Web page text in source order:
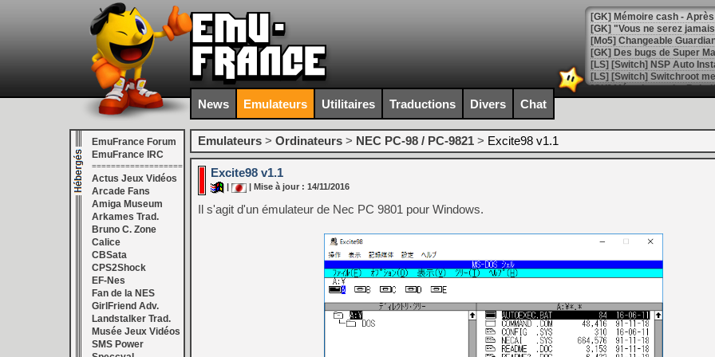
[GK] Mémoire cash -
[GK] "Vous ne serez
[Mo5] Changeable
[GK] Des bugs de Super
[LS] [Switch] NSP Auto
[GK] La saga horrifique
[GK] Le portage de Super
[Mo5] Le jeu de course
[GK] Guillermo del Toro
[LTF] Eté 2026 - Séquence 6
[GK] Mistfall Hunter : déjà
[GK] Wo Long 2 évolue
[GK] Crossfire : un TPS à
[LS] [PS5] Premiers
News Emulateurs Utilitaires Traductions Divers Chat
EmuFrance Forum
EmuFrance IRC
===================
Actus Jeux Vidéos
Arcade Fans
Amiga Museum
Arkames Trad.
Bruno C. Zone
Calice
CBSata
CPS2Shock
EF-Nes
Fan de la NES
GirlFriend Adv.
Landstalker Trad.
Musée Jeux Vidéos
SMS Power
Emulateurs > Ordinateurs > NEC PC-98 / PC-9821 > Excite98 v1.1
Excite98 v1.1
| Mise à jour : 14/11/2016
Il s'agit d'un émulateur de Nec PC 9801 pour Windows.